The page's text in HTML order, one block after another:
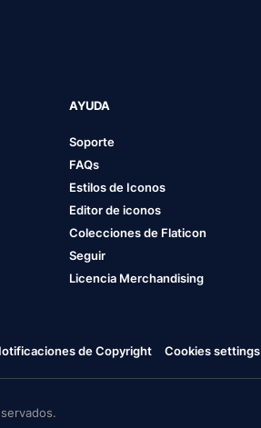
AYUDA
Soporte
FAQs
Estilos de Iconos
Editor de iconos
Colecciones de Flaticon
Seguir
Licencia Merchandising
de Copyright Cookies settings